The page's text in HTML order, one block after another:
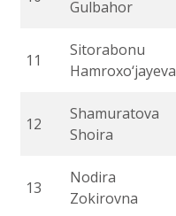
Gulbahor
11
Sitorabonu
Hamroxo‘jayeva
12
Shamuratova
Shoira
13
Nodira
Zokirovna